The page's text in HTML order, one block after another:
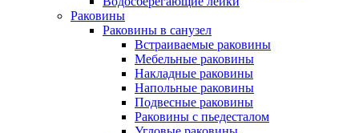
Раковины
Раковины в санузел
Встраиваемые раковины
Мебельные раковины
Накладные раковины
Напольные раковины
Подвесные раковины
Раковины с пьедесталом